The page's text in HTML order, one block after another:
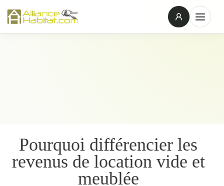
Pourquoi différencier les
revenus de location vide et
meublée